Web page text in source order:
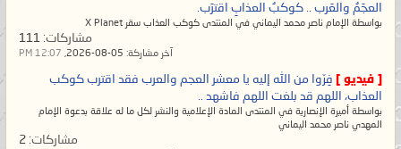
العجَمُ والعَرب .. كوكبُ العذابِ اقترَب.
بواسطة الإمام ناصر محمد اليماني في المنتدى كوكب العذاب سقر X Planet
مشاركات:
آخر مشاركة: 12:07 PM
[ فيديو ] فِرّوا من الله إليه يا معشر العجم والعرب فقد اقترب كوكب
العذاب، اللهم قد بلغت اللهم فاشهد ..
بواسطة أميرة الإنصارية في المنتدى المادة الإعلامية والنشر لكل ما له علاقة بدعوة الإمام
المهدي ناصر محمد اليماني
مشاركات: